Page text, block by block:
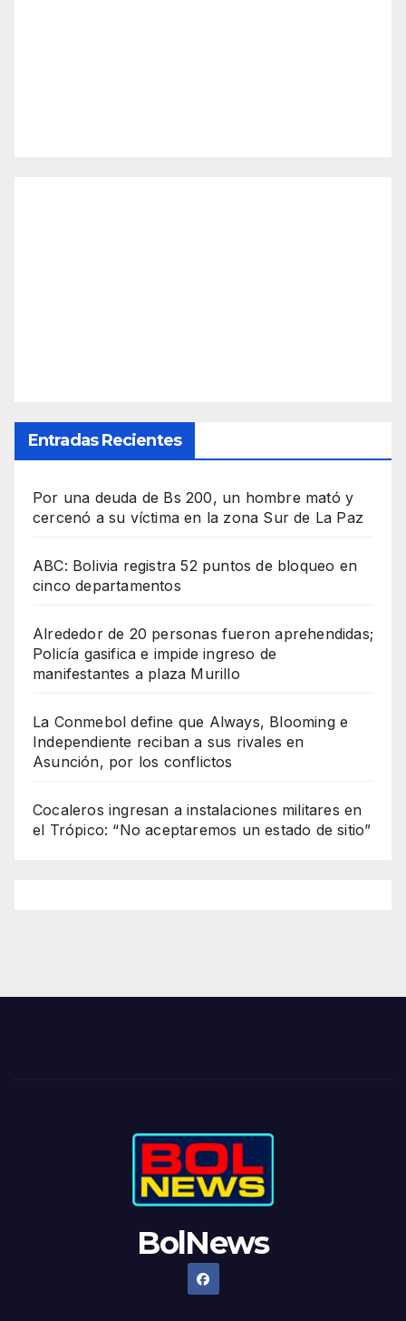
Entradas Recientes
Por una deuda de Bs 200, un hombre mató y
cercenó a su víctima en la zona Sur de La Paz
ABC: Bolivia registra 52 puntos de bloqueo en
cinco departamentos
Alrededor de 20 personas fueron aprehendidas;
Policía gasifica e impide ingreso de
manifestantes a plaza Murillo
La Conmebol define que Always, Blooming e
Independiente reciban a sus rivales en
Asunción, por los conflictos
Cocaleros ingresan a instalaciones militares en
el Trópico: “No aceptaremos un estado de sitio”
BolNews